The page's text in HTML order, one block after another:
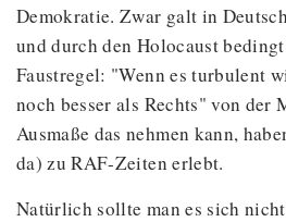
Demokratie. Zwar galt in
und durch den Holocaust
Faustregel: "Wenn es turbulent
noch besser als Rechts" von der
Ausmaße das nehmen kann,
da) zu RAF-Zeiten erlebt.
Natürlich sollte man es sich